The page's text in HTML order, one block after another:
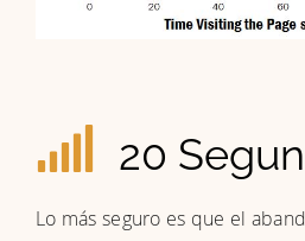
20
Lo más seguro es que el